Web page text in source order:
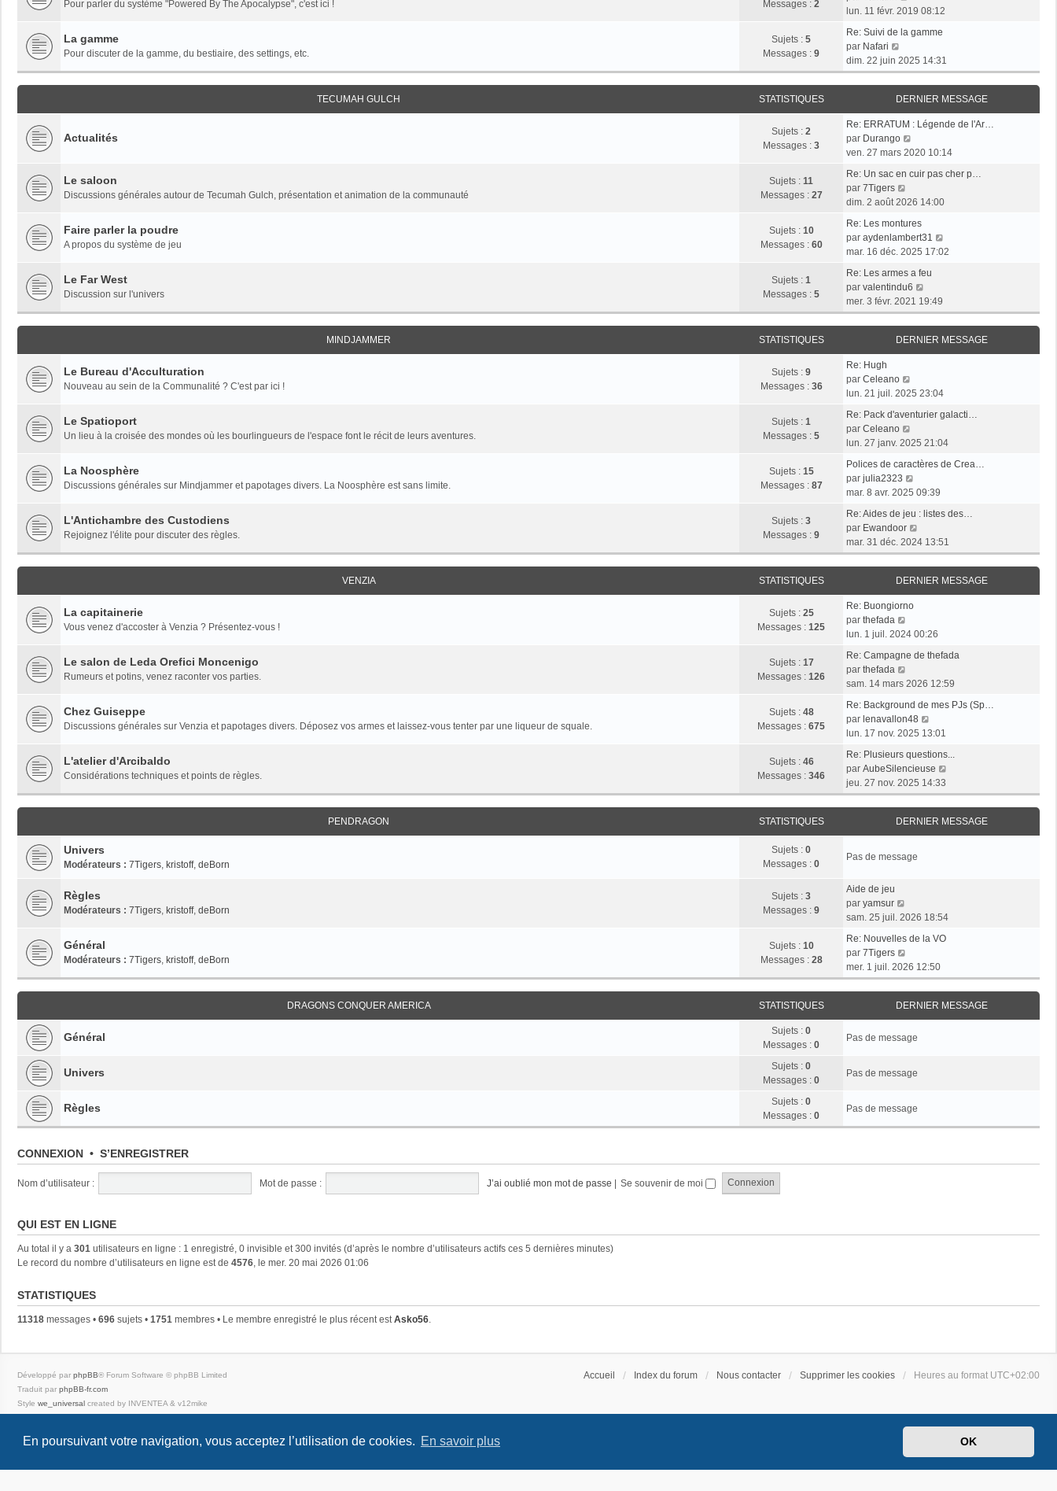
En poursuivant votre navigation, vous acceptez l’utilisation de cookies. En savoir plus OK
g
e
r
m
s
s
a
g
e
e
d
r
n
i
e
r
m
e
s
s
a
g
Pour parler du système "Powered By The Apocalypse", c'est ici !
Messages : 2
o
r
e
e
n
i
e
m
s
s
a
g
lun. 11 févr. 2019 08:12
La gamme
Pour discuter de la gamme, du bestiaire, des settings, etc.
Sujets : 5
Messages : 9
Re: Suivi de la gamme
par Nafari
o
i
r
l
e
d
e
r
n
i
e
m
e
s
s
a
g
e
dim. 22 juin 2025 14:31
TECUMAH GULCH STATISTIQUES DERNIER MESSAGE
Actualités Sujets : 2
Messages : 3
Re: ERRATUM : Légende de l'Ar…
par Durango
o
r
e
d
e
r
i
e
r
e
g
ven. 27 mars 2020 10:14
Le saloon
Discussions générales autour de Tecumah Gulch, présentation et animation de la communauté
Sujets : 11
Messages : 27
Re: Un sac en cuir pas cher p…
par 7Tigers
o
r
l
e
d
e
r
n
i
e
r
e
s
s
a
g
dim. 2 août 2026 14:00
Faire parler la poudre
A propos du système de jeu
Sujets : 10
Messages : 60
Re: Les montures
par aydenlambert31
o
e
m
s
s
mar. 16 déc. 2025 17:02
Le Far West
Discussion sur l'univers
Sujets : 1
Messages : 5
Re: Les armes a feu
par valentindu6
o
i
r
l
e
r
n
e
m
s
s
g
e
mer. 3 févr. 2021 19:49
MINDJAMMER STATISTIQUES DERNIER MESSAGE
Le Bureau d'Acculturation
Nouveau au sein de la Communalité ? C'est par ici !
Sujets : 9
Messages : 36
Re: Hugh
par Celeano
o
r
e
d
e
r
i
e
r
e
s
g
lun. 21 juil. 2025 23:04
Le Spatioport
Un lieu à la croisée des mondes où les bourlingueurs de l'espace font le récit de leurs aventures.
Sujets : 1
Messages : 5
Re: Pack d'aventurier galacti…
par Celeano
o
r
l
e
d
e
r
n
i
e
r
m
s
s
g
lun. 27 janv. 2025 21:04
La Noosphère
Discussions générales sur Mindjammer et papotages divers. La Noosphère est sans limite.
Sujets : 15
Messages : 87
Polices de caractères de Crea…
par julia2323
o
r
l
e
e
e
m
s
s
a
g
mar. 8 avr. 2025 09:39
L'Antichambre des Custodiens
Rejoignez l'élite pour discuter des règles.
Sujets : 3
Messages : 9
Re: Aides de jeu : listes des…
par Ewandoor
o
i
r
l
e
r
n
e
m
e
s
s
a
g
e
mar. 31 déc. 2024 13:51
VENZIA STATISTIQUES DERNIER MESSAGE
La capitainerie
Vous venez d'accoster à Venzia ? Présentez-vous !
Sujets : 25
Messages : 125
Re: Buongiorno
par thefada
o
r
e
d
e
r
i
e
r
e
a
lun. 1 juil. 2024 00:26
Le salon de Leda Orefici Moncenigo
Rumeurs et potins, venez raconter vos parties.
Sujets : 17
Messages : 126
Re: Campagne de thefada
par thefada
o
r
l
e
d
e
r
n
i
e
r
m
g
e
sam. 14 mars 2026 12:59
Chez Guiseppe
Discussions générales sur Venzia et papotages divers. Déposez vos armes et laissez-vous tenter par une liqueur de squale.
Sujets : 48
Messages : 675
Re: Background de mes PJs (Sp…
par lenavallon48
o
r
l
e
e
e
s
g
lun. 17 nov. 2025 13:01
L'atelier d'Arcibaldo
Considérations techniques et points de règles.
Sujets : 46
Messages : 346
Re: Plusieurs questions...
par AubeSilencieuse
i
r
l
e
e
s
s
a
g
jeu. 27 nov. 2025 14:33
PENDRAGON STATISTIQUES DERNIER MESSAGE
Univers
Modérateurs : 7Tigers, kristoff, deBorn
Sujets : 0
Messages : 0
Pas de message
Règles
Modérateurs : 7Tigers, kristoff, deBorn
Sujets : 3
Messages : 9
Aide de jeu
par yamsur
o
r
e
e
i
r
s
s
sam. 25 juil. 2026 18:54
Général
Modérateurs : 7Tigers, kristoff, deBorn
Sujets : 10
Messages : 28
Re: Nouvelles de la VO
par 7Tigers
o
i
r
l
e
d
n
e
s
mer. 1 juil. 2026 12:50
DRAGONS CONQUER AMERICA STATISTIQUES DERNIER MESSAGE
Général Sujets : 0
Messages : 0
Pas de message
Univers Sujets : 0
Messages : 0
Pas de message
Règles Sujets : 0
Messages : 0
Pas de message
CONNEXION • S’ENREGISTRER
Nom d’utilisateur : Mot de passe : J’ai oublié mon mot de passe | Se souvenir de moi
QUI EST EN LIGNE
Au total il y a 301 utilisateurs en ligne : 1 enregistré, 0 invisible et 300 invités (d’après le nombre d’utilisateurs actifs ces 5 dernières minutes)
Le record du nombre d’utilisateurs en ligne est de 4576, le mer. 20 mai 2026 01:06
STATISTIQUES
11318 messages • 696 sujets • 1751 membres • Le membre enregistré le plus récent estAsko56.
Accueil Index du forum Nous contacter Supprimer les cookies Heures au format UTC+02:00
Développé par phpBB® Forum Software © phpBB Limited
Traduit par phpBB-fr.com
Style we_universal created by INVENTEA & v12mike